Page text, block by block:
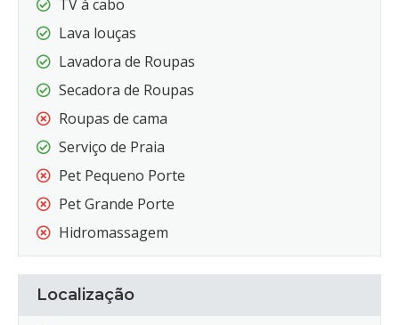
TV à cabo
Lava louças
Lavadora de Roupas
Secadora de Roupas
Roupas de cama
Serviço de Praia
Pet Pequeno Porte
Pet Grande Porte
Hidromassagem
Localização